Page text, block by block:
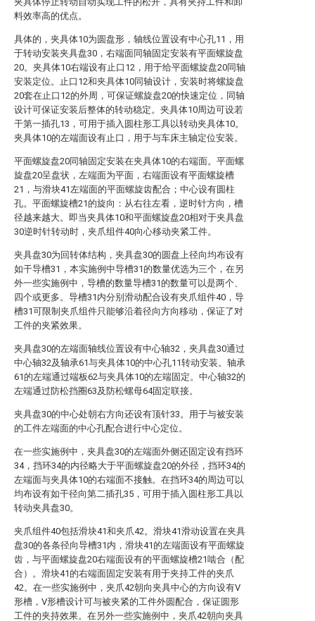
料效率高的优点。
具体的，夹具体10为圆盘形，轴线位置设有中心孔11，用
于转动安装夹具盘30，右端面同轴固定安装有平面螺旋盘
20。夹具体10右端设有止口12，用于给平面螺旋盘20同轴
安装定位。止口12和夹具体10同轴设计，安装时将螺旋盘
20套在止口12的外周，可保证螺旋盘20的快速定位，同轴
设计可保证安装后整体的转动稳定。夹具体10周边可设若
干第一插孔13，可用于插入圆柱形工具以转动夹具体10。
夹具体10的左端面设有止口，用于与车床主轴定位安装。
平面螺旋盘20同轴固定安装在夹具体10的右端面。平面螺
旋盘20呈盘状，左端面为平面，右端面设有平面螺旋槽
21，与滑块41左端面的平面螺旋齿配合；中心设有圆柱
孔。平面螺旋槽21的旋向：从右往左看，逆时针方向，槽
径越来越大。即当夹具体10和平面螺旋盘20相对于夹具盘
30逆时针转动时，夹爪组件40向心移动夹紧工件。
夹具盘30为回转体结构，夹具盘30的圆盘上径向均布设有
如干导槽31，本实施例中导槽31的数量优选为三个，在另
外一些实施例中，导槽的数量导槽31的数量可以是两个、
四个或更多。导槽31内分别滑动配合设有夹爪组件40，导
槽31可限制夹爪组件只能够沿着径向方向移动，保证了对
工件的夹紧效果。
夹具盘30的左端面轴线位置设有中心轴32，夹具盘30通过
中心轴32及轴承61与夹具体10的中心孔11转动安装。轴承
61的左端通过端板62与夹具体10的左端固定。中心轴32的
左端通过防松挡圈63及防松螺母64固定联接。
夹具盘30的中心处朝右方向还设有顶针33。用于与被安装
的工件左端面的中心孔配合进行中心定位。
在一些实施例中，夹具盘30的左端面外侧还固定设有挡环
34，挡环34的内径略大于平面螺旋盘20的外径，挡环34的
左端面与夹具体10的右端面不接触。在挡环34的周边可以
均布设有如干径向第二插孔35，可用于插入圆柱形工具以
转动夹具盘30。
夹爪组件40包括滑块41和夹爪42。滑块41滑动设置在夹具
盘30的各条径向导槽31内，滑块41的左端面设有平面螺旋
齿，与平面螺旋盘20右端面设有的平面螺旋槽21啮合（配
合）。滑块41的右端面固定安装有用于夹持工件的夹爪
42。在一些实施例中，夹爪42朝向夹具中心的方向设有V
形槽，V形槽设计可与被夹紧的工件外圆配合，保证圆形
工件的夹持效果。在另外一些实施例中，夹爪42朝向夹具